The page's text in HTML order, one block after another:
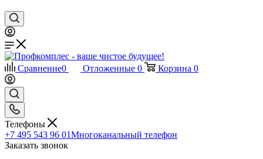
Сравнение0 Отложенные 0 Корзина 0
Телефоны
+7 495 543 96 01Многоканальный телефон
Заказать звонок